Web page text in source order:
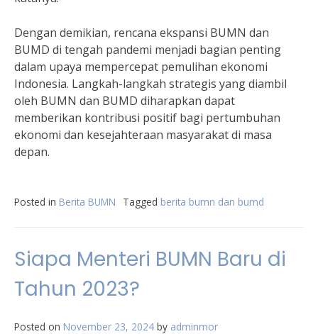
Dengan demikian, rencana ekspansi BUMN dan
BUMD di tengah pandemi menjadi bagian penting
dalam upaya mempercepat pemulihan ekonomi
Indonesia. Langkah-langkah strategis yang diambil
oleh BUMN dan BUMD diharapkan dapat
memberikan kontribusi positif bagi pertumbuhan
ekonomi dan kesejahteraan masyarakat di masa
depan.
Posted in Berita BUMN Tagged berita bumn dan bumd
Siapa Menteri BUMN Baru di
Tahun 2023?
Posted on November 23, 2024 by adminmor